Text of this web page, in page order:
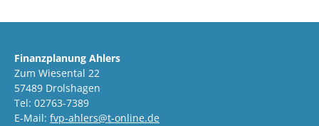
Finanzplanung Ahlers
Zum Wiesental 22
57489 Drolshagen
Tel: 02763-7389
E-Mail: fvp-ahlers@t-online.de